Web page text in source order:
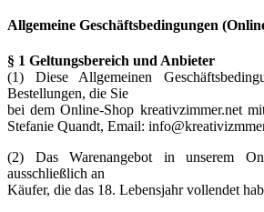
Allgemeine Geschäftsbedingungen
§ 1 Geltungsbereich und Anbieter
(1) Diese Allgemeinen
Bestellungen, die Sie
bei dem Online-Shop kreativzimmer.net
Stefanie Quandt, Email:
(2) Das Warenangebot in unserem
ausschließlich an
Käufer, die das 18. Lebensjahr vollendet